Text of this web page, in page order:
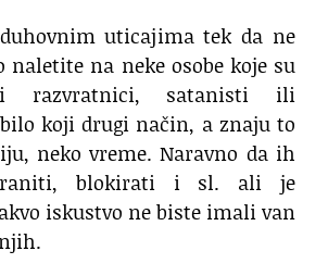
uticajima tek da ne
naletite na neke osobe koje su
razvratnici, satanisti ili
koji drugi način, a znaju to
neko vreme. Naravno da ih
blokirati i sl. ali je
iskustvo ne biste imali van